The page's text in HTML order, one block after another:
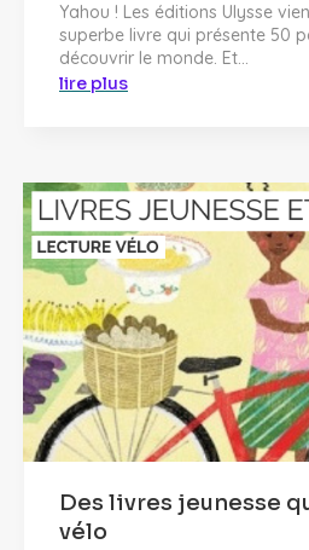
Yahou ! Les éditions Ulysse
superbe livre qui présente 50
découvrir le monde. Et...
lire plus
Des livres jeunesse
vélo